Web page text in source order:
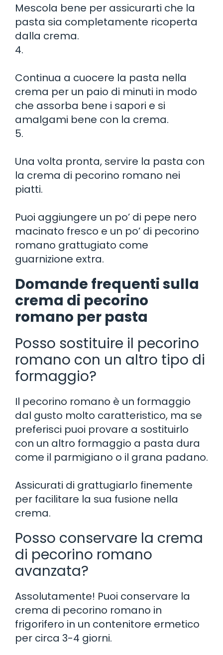
Mescola bene per assicurarti che la
pasta sia completamente ricoperta
dalla crema.
4.
Continua a cuocere la pasta nella
crema per un paio di minuti in modo
che assorba bene i sapori e si
amalgami bene con la crema.
5.
Una volta pronta, servire la pasta con
la crema di pecorino romano nei
piatti.
Puoi aggiungere un po’ di pepe nero
macinato fresco e un po’ di pecorino
romano grattugiato come
guarnizione extra.
Domande frequenti sulla
crema di pecorino
romano per pasta
Posso sostituire il pecorino
romano con un altro tipo di
formaggio?
Il pecorino romano è un formaggio
dal gusto molto caratteristico, ma se
preferisci puoi provare a sostituirlo
con un altro formaggio a pasta dura
come il parmigiano o il grana padano.
Assicurati di grattugiarlo finemente
per facilitare la sua fusione nella
crema.
Posso conservare la crema
di pecorino romano
avanzata?
Assolutamente! Puoi conservare la
crema di pecorino romano in
frigorifero in un contenitore ermetico
per circa 3-4 giorni.